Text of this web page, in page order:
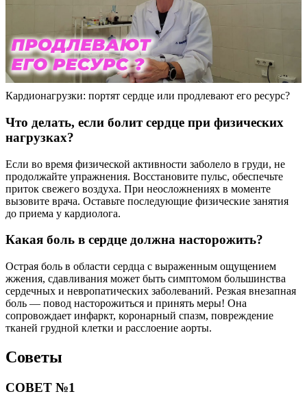
Кардионагрузки: портят сердце или продлевают его ресурс?
Что делать, если болит сердце при физических
нагрузках?
Если во время физической активности заболело в груди, не
продолжайте упражнения. Восстановите пульс, обеспечьте
приток свежего воздуха. При неосложнениях в моменте
вызовите врача. Оставьте последующие физические занятия
до приема у кардиолога.
Какая боль в сердце должна насторожить?
Острая боль в области сердца с выраженным ощущением
жжения, сдавливания может быть симптомом большинства
сердечных и невропатических заболеваний. Резкая внезапная
боль — повод насторожиться и принять меры! Она
сопровождает инфаркт, коронарный спазм, повреждение
тканей грудной клетки и расслоение аорты.
Советы
СОВЕТ №1